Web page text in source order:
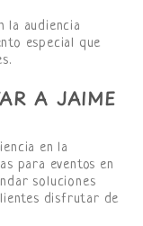
la audiencia
especial que
A JAIME
en la
para eventos en
soluciones
disfrutar de